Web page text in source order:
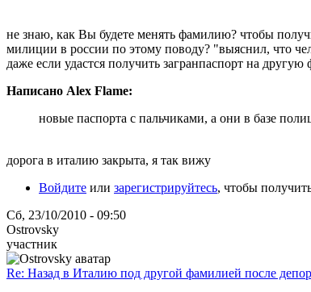
не знаю, как Вы будете менять фамилию? чтобы
милиции в россии по этому поводу? "выяснил, что
даже если удастся получить загранпаспорт на
Написано Alex Flame:
новые паспорта с пальчиками, а они в базе
дорога в италию закрыта, я так вижу
Войдите или зарегистрируйтесь, чтобы
Сб, 23/10/2010 - 09:50
Ostrovsky
участник
Re: Назад в Италию под другой фамилией после